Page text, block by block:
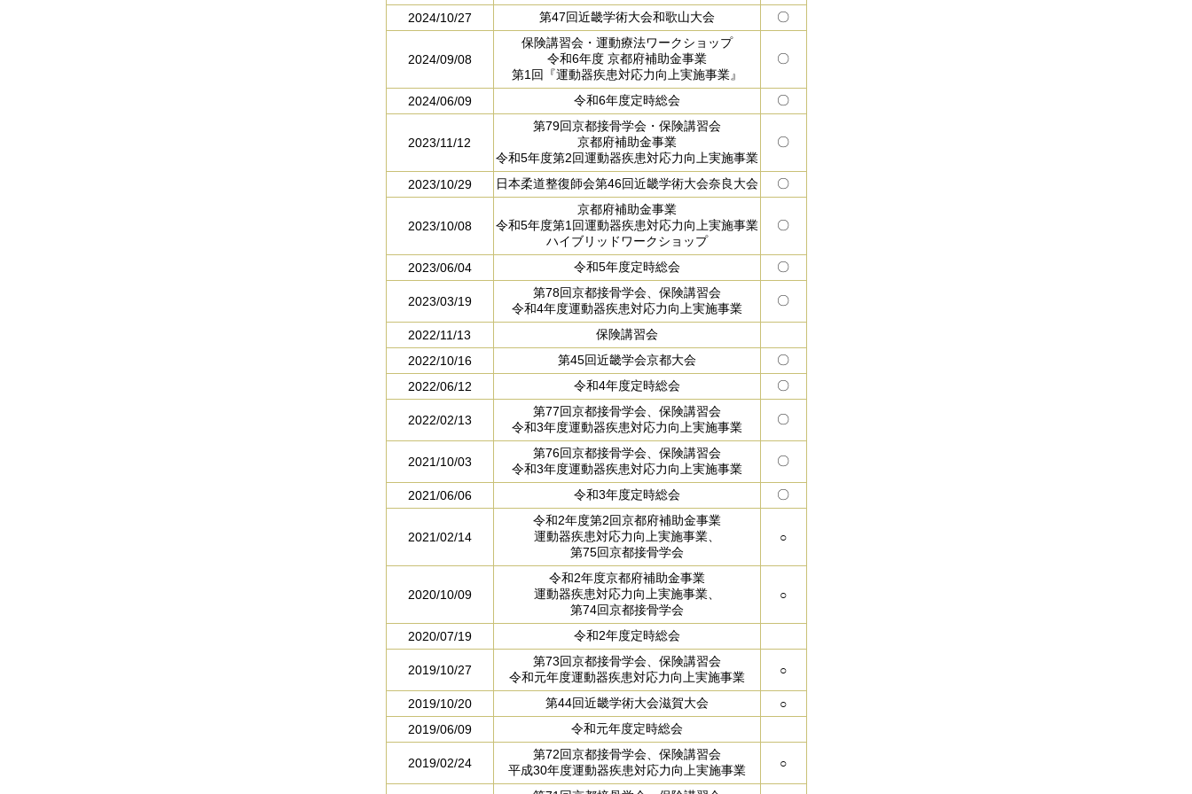
2024/10/27 第47回近畿学術大会和歌山大会 〇
2024/09/08
保険講習会・運動療法ワークショップ
令和6年度 京都府補助金事業
第1回『運動器疾患対応力向上実施事業』
〇
2024/06/09 令和6年度定時総会 〇
2023/11/12
第79回京都接骨学会・保険講習会
京都府補助金事業
令和5年度第2回運動器疾患対応力向上実施事業
〇
2023/10/29 日本柔道整復師会第46回近畿学術大会奈良大会 〇
2023/10/08
京都府補助金事業
令和5年度第1回運動器疾患対応力向上実施事業
ハイブリッドワークショップ
〇
2023/06/04 令和5年度定時総会 〇
2023/03/19
第78回京都接骨学会、保険講習会
令和4年度運動器疾患対応力向上実施事業
〇
2022/11/13
保険講習会
2022/10/16
第45回近畿学会京都大会
〇
2022/06/12
令和4年度定時総会 〇
2022/02/13
第77回京都接骨学会、保険講習会
令和3年度運動器疾患対応力向上実施事業
〇
2021/10/03
第76回京都接骨学会、保険講習会
令和3年度運動器疾患対応力向上実施事業
〇
2021/06/06 令和3年度定時総会 〇
2021/02/14
令和2年度第2回京都府補助金事業
運動器疾患対応力向上実施事業、
第75回京都接骨学会
○
2020/10/09
令和2年度京都府補助金事業
運動器疾患対応力向上実施事業、
第74回京都接骨学会
○
2020/07/19 令和2年度定時総会
2019/10/27
第73回京都接骨学会、保険講習会
令和元年度運動器疾患対応力向上実施事業
○
2019/10/20 第44回近畿学術大会滋賀大会
○
2019/06/09
令和元年度定時総会
2019/02/24
第72回京都接骨学会、保険講習会
平成30年度運動器疾患対応力向上実施事業
○